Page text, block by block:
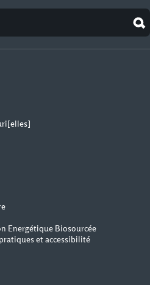
Energétique Biosourcée
et accessibilité